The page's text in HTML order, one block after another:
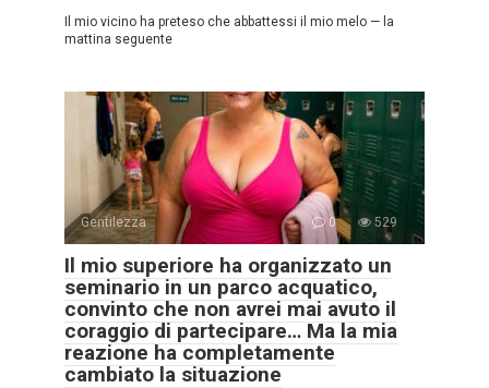
Il mio vicino ha preteso che abbattessi il mio melo — la
mattina seguente
Gentilezza 0 529
Il mio superiore ha organizzato un
seminario in un parco acquatico,
convinto che non avrei mai avuto il
coraggio di partecipare… Ma la mia
reazione ha completamente
cambiato la situazione